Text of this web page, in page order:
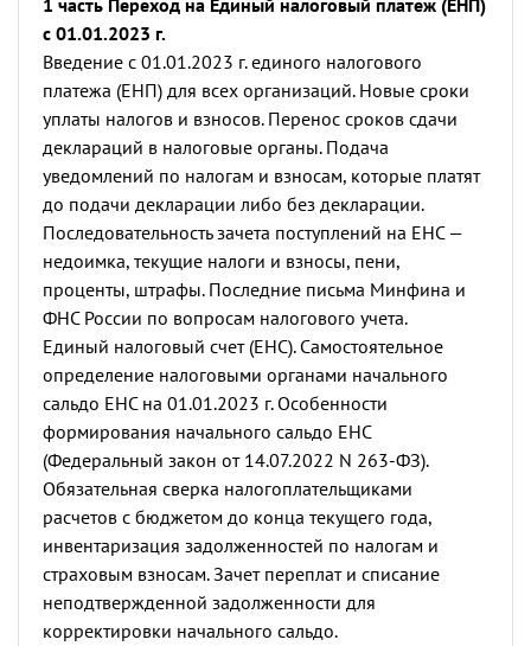
1 часть Переход на Единый налоговый платеж (ЕНП)
с 01.01.2023 г.
Введение с 01.01.2023 г. единого налогового
платежа (ЕНП) для всех организаций. Новые сроки
уплаты налогов и взносов. Перенос сроков сдачи
деклараций в налоговые органы. Подача
уведомлений по налогам и взносам, которые платят
до подачи декларации либо без декларации.
Последовательность зачета поступлений на ЕНС —
недоимка, текущие налоги и взносы, пени,
проценты, штрафы. Последние письма Минфина и
ФНС России по вопросам налогового учета.
Единый налоговый счет (ЕНС). Самостоятельное
определение налоговыми органами начального
сальдо ЕНС на 01.01.2023 г. Особенности
формирования начального сальдо ЕНС
(Федеральный закон от 14.07.2022 N 263-ФЗ).
Обязательная сверка налогоплательщиками
расчетов с бюджетом до конца текущего года,
инвентаризация задолженностей по налогам и
страховым взносам. Зачет переплат и списание
неподтвержденной задолженности для
корректировки начального сальдо.